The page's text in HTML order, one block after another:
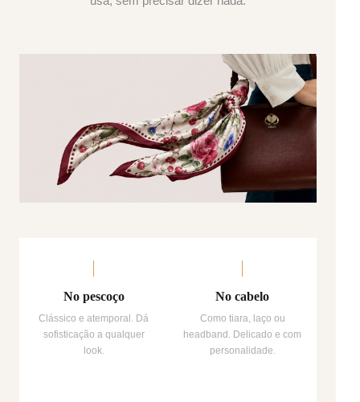
No pescoço
Clássico e atemporal. Dá
sofisticação a qualquer
look.
No cabelo
Como tiara, laço ou
headband. Delicado e com
personalidade.